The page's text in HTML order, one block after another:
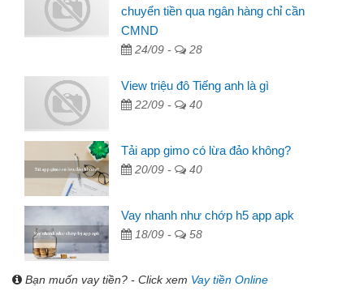
chuyển tiền qua ngân hàng chỉ cần
CMND
24/09 - 28
View triệu đô Tiếng anh là gì
22/09 - 40
Tải app gimo có lừa đảo không?
20/09 - 40
Vay nhanh như chớp h5 app apk
18/09 - 58
Bạn muốn vay tiền? - Click xem Vay tiền Online